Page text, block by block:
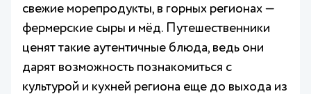
свежие морепродукты, в горных регионах —
фермерские сыры и мёд. Путешественники
ценят такие аутентичные блюда, ведь они
дарят возможность познакомиться с
культурой и кухней региона еще до выхода из